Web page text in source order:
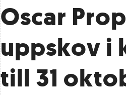
Oscar
uppskov i
till 31